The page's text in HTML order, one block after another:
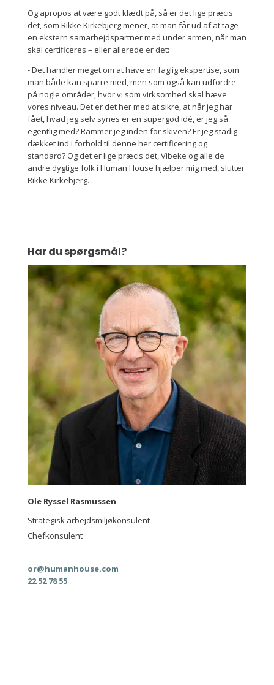
Og apropos at være godt klædt på, så er det lige præcis
det, som Rikke Kirkebjerg mener, at man får ud af at tage
en ekstern samarbejdspartner med under armen, når man
skal certificeres – eller allerede er det:
- Det handler meget om at have en faglig ekspertise, som
man både kan sparre med, men som også kan udfordre
på nogle områder, hvor vi som virksomhed skal hæve
vores niveau. Det er det her med at sikre, at når jeg har
fået, hvad jeg selv synes er en supergod idé, er jeg så
egentlig med? Rammer jeg inden for skiven? Er jeg stadig
dækket ind i forhold til denne her certificering og
standard? Og det er lige præcis det, Vibeke og alle de
andre dygtige folk i Human House hjælper mig med, slutter
Rikke Kirkebjerg.
Har du spørgsmål?
Ole Ryssel Rasmussen
Strategisk arbejdsmiljøkonsulent
Chefkonsulent
or@humanhouse.com
22 52 78 55